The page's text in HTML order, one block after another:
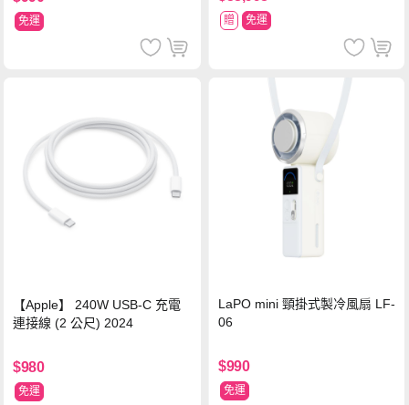
免運 贈 免運
【Apple】 240W USB-C 充電
連接線 (2 公尺) 2024
$980
免運
LaPO mini 頸掛式製冷風扇 LF-
06
$990
免運